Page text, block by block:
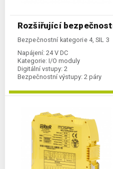
Rozšiřující
Bezpečnostní kategorie 4, SIL 3
Napájení: 24 V DC
Kategorie: I/O moduly
Digitální vstupy: 2
Bezpečnostní výstupy: 2 páry